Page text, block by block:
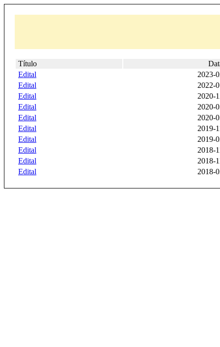
Título
Edital
2023-
Edital
2022-
Edital
2020-
Edital
2020-
Edital
2020-
Edital
2019-
Edital
2019-
Edital
2018-
Edital
2018-
Edital
2018-